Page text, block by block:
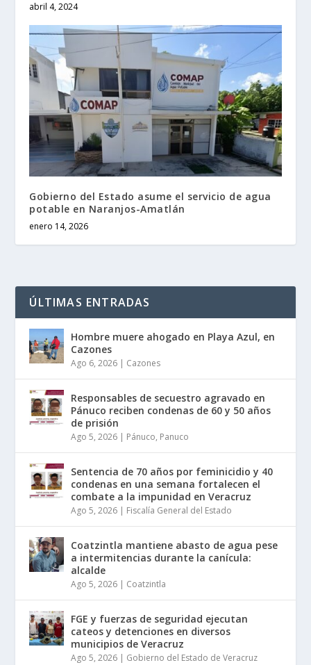
abril 4, 2024
Gobierno del Estado asume el servicio de agua
potable en Naranjos-Amatlán
enero 14, 2026
ÚLTIMAS ENTRADAS
Hombre muere ahogado en Playa Azul, en
Cazones
Ago 6, 2026 | Cazones
Responsables de secuestro agravado en
Pánuco reciben condenas de 60 y 50 años
de prisión
Ago 5, 2026 | Pánuco, Panuco
Sentencia de 70 años por feminicidio y 40
condenas en una semana fortalecen el
combate a la impunidad en Veracruz
Ago 5, 2026 | Fiscalía General del Estado
Coatzintla mantiene abasto de agua pese
a intermitencias durante la canícula:
alcalde
Ago 5, 2026 | Coatzintla
FGE y fuerzas de seguridad ejecutan
cateos y detenciones en diversos
municipios de Veracruz
Ago 5, 2026 | Gobierno del Estado de Veracruz